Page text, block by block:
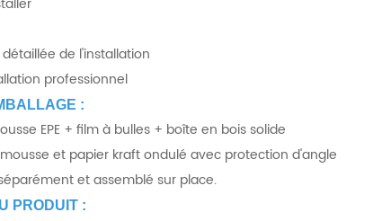
de l'installation
professionnel
:
EPE + film à bulles + boîte en bois solide
et papier kraft ondulé avec protection d'angle
et assemblé sur place.
PRODUIT :